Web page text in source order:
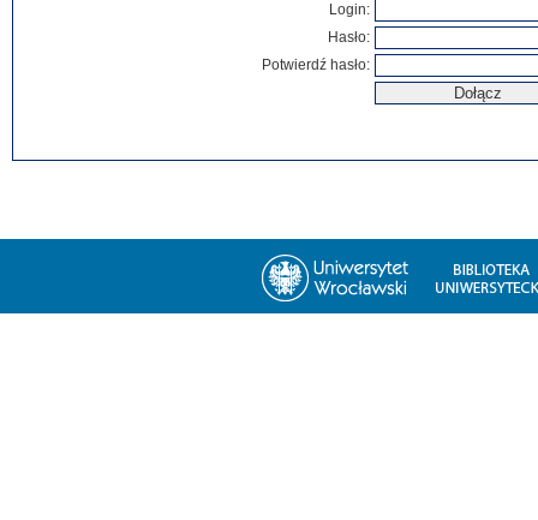
Login:
Hasło:
Potwierdź hasło: